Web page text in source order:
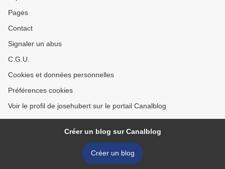
Pages
Contact
Signaler un abus
C.G.U.
Cookies et données personnelles
Préférences cookies
Voir le profil de josehubert sur le portail Canalblog
Créer un blog sur Canalblog
Créer un blog